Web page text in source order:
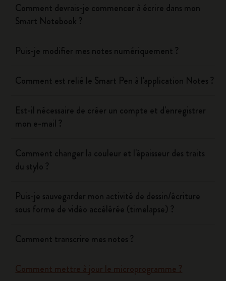
Comment devrais-je commencer à écrire dans mon
Smart Notebook ?
Puis-je modifier mes notes numériquement ?
Comment est relié le Smart Pen à l'application Notes ?
Est-il nécessaire de créer un compte et d'enregistrer
mon e-mail ?
Comment changer la couleur et l'épaisseur des traits
du stylo ?
Puis-je sauvegarder mon activité de dessin/écriture
sous forme de vidéo accélérée (timelapse) ?
Comment transcrire mes notes ?
Comment mettre à jour le microprogramme ?